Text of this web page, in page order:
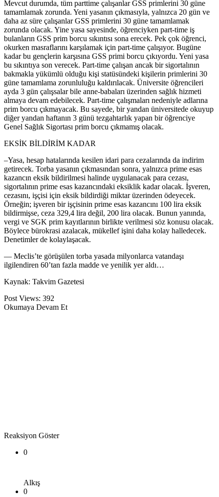
Mevcut durumda, tüm parttime çalışanlar GSS primlerini 30 güne
tamamlamak zorunda. Yeni yasanın çıkmasıyla, yalnızca 20 gün ve
daha az süre çalışanlar GSS primlerini 30 güne tamamlamak
zorunda olacak. Yine yasa sayesinde, öğrenciyken part-time iş
bulanların GSS prim borcu sıkıntısı sona erecek. Pek çok öğrenci,
okurken masraflarını karşılamak için part-time çalışıyor. Bugüne
kadar bu gençlerin karşısına GSS primi borcu çıkıyordu. Yeni yasa
bu sıkıntıya son verecek. Part-time çalışan ancak bir sigortalının
bakmakla yükümlü olduğu kişi statüsündeki kişilerin primlerini 30
güne tamamlama zorunluluğu kaldırılacak. Üniversite öğrencileri
ayda 3 gün çalışsalar bile anne-babaları üzerinden sağlık hizmeti
almaya devam edebilecek. Part-time çalışmaları nedeniyle adlarına
prim borcu çıkmayacak. Bu sayede, bir yandan üniversitede okuyup
diğer yandan haftanın 3 günü tezgahtarlık yapan bir öğrenciye
Genel Sağlık Sigortası prim borcu çıkmamış olacak.
EKSİK BİLDİRİM KADAR
–Yasa, hesap hatalarında kesilen idari para cezalarında da indirim
getirecek. Torba yasanın çıkmasından sonra, yalnızca prime esas
kazancın eksik bildirilmesi halinde uygulanacak para cezası,
sigortalının prime esas kazancındaki eksiklik kadar olacak. İşveren,
cezasını, işçisi için eksik bildirdiği miktar üzerinden ödeyecek.
Örneğin; işveren bir işçisinin prime esas kazancını 100 lira eksik
bildirmişse, ceza 329,4 lira değil, 200 lira olacak. Bunun yanında,
vergi ve SGK prim kayıtlarının birlikte verilmesi söz konusu olacak.
Böylece bürokrasi azalacak, mükellef işini daha kolay halledecek.
Denetimler de kolaylaşacak.
— Meclis’te görüşülen torba yasada milyonlarca vatandaşı
ilgilendiren 60’tan fazla madde ve yenilik yer aldı…
Kaynak: Takvim Gazetesi
Post Views: 392
Okumaya Devam Et
Reaksiyon Göster
0
Alkış
0